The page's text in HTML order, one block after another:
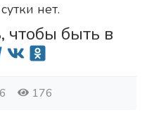
нет.
чтобы быть в
176